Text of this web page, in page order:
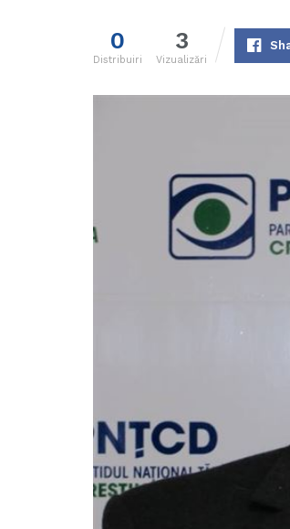
0
Distribuiri
3
Vizualizări